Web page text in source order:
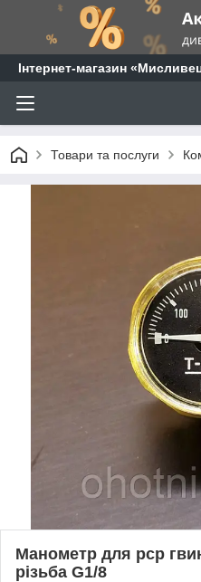
⁨Інтернет-магазин
Товари та послуги
Манометр для рср
різьба G1/8